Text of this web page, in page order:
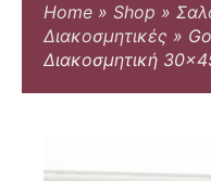
Home » Shop »
Διακοσμητικές »
Διακοσμητική